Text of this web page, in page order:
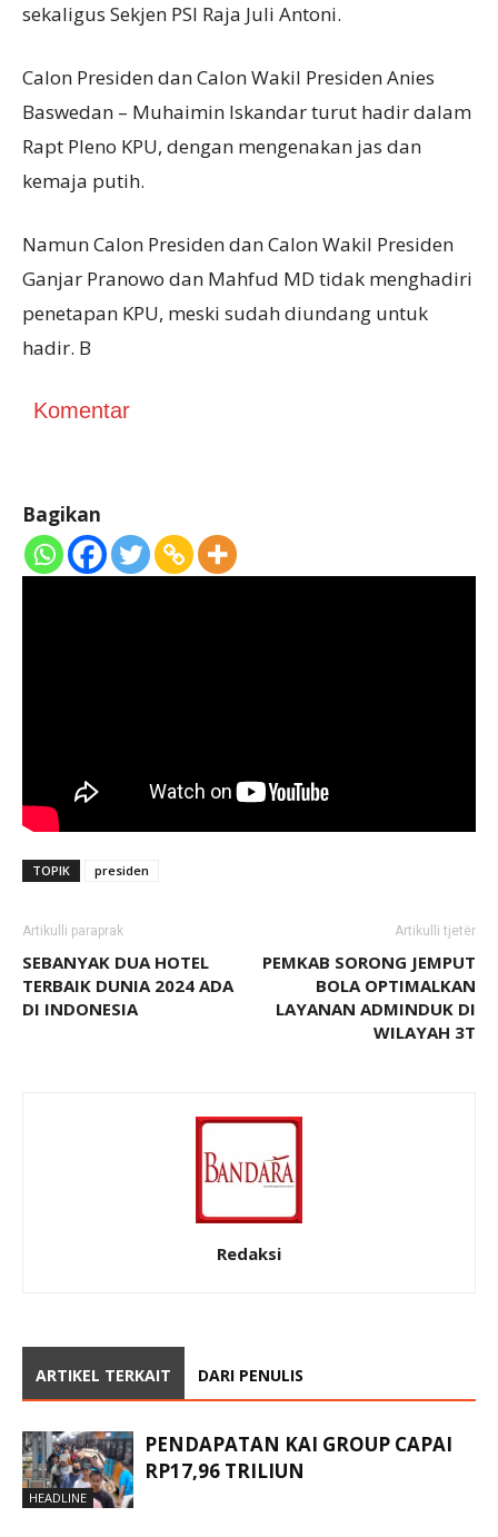
sekaligus Sekjen PSI Raja Juli Antoni.
Calon Presiden dan Calon Wakil Presiden Anies
Baswedan – Muhaimin Iskandar turut hadir dalam
Rapt Pleno KPU, dengan mengenakan jas dan
kemaja putih.
Namun Calon Presiden dan Calon Wakil Presiden
Ganjar Pranowo dan Mahfud MD tidak menghadiri
penetapan KPU, meski sudah diundang untuk
hadir. B
Komentar
Bagikan
TOPIK presiden
Artikulli paraprak
SEBANYAK DUA HOTEL
TERBAIK DUNIA 2024 ADA
DI INDONESIA
Artikulli tjetër
PEMKAB SORONG JEMPUT
BOLA OPTIMALKAN
LAYANAN ADMINDUK DI
WILAYAH 3T
Redaksi
ARTIKEL TERKAIT DARI PENULIS
HEADLINE
PENDAPATAN KAI GROUP CAPAI
RP17,96 TRILIUN